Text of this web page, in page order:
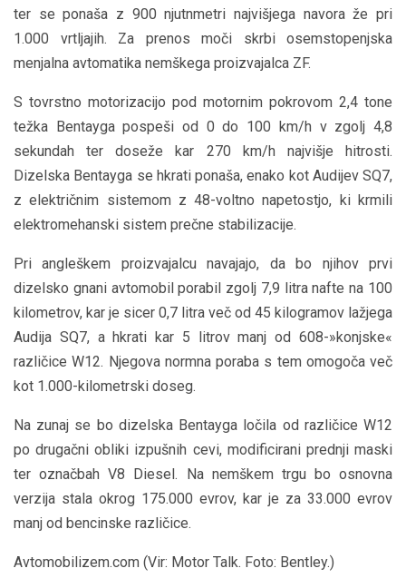
ter se ponaša z 900 njutnmetri najvišjega navora že pri
1.000 vrtljajih. Za prenos moči skrbi osemstopenjska
menjalna avtomatika nemškega proizvajalca ZF.
S tovrstno motorizacijo pod motornim pokrovom 2,4 tone
težka Bentayga pospeši od 0 do 100 km/h v zgolj 4,8
sekundah ter doseže kar 270 km/h najvišje hitrosti.
Dizelska Bentayga se hkrati ponaša, enako kot Audijev SQ7,
z električnim sistemom z 48-voltno napetostjo, ki krmili
elektromehanski sistem prečne stabilizacije.
Pri angleškem proizvajalcu navajajo, da bo njihov prvi
dizelsko gnani avtomobil porabil zgolj 7,9 litra nafte na 100
kilometrov, kar je sicer 0,7 litra več od 45 kilogramov lažjega
Audija SQ7, a hkrati kar 5 litrov manj od 608-»konjske«
različice W12. Njegova normna poraba s tem omogoča več
kot 1.000-kilometrski doseg.
Na zunaj se bo dizelska Bentayga ločila od različice W12
po drugačni obliki izpušnih cevi, modificirani prednji maski
ter označbah V8 Diesel. Na nemškem trgu bo osnovna
verzija stala okrog 175.000 evrov, kar je za 33.000 evrov
manj od bencinske različice.
Avtomobilizem.com (Vir: Motor Talk. Foto: Bentley.)